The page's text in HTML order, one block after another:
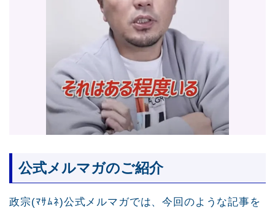
公式メルマガのご紹介
政宗(ﾏｻﾑﾈ)公式メルマガでは、今回のような記事を